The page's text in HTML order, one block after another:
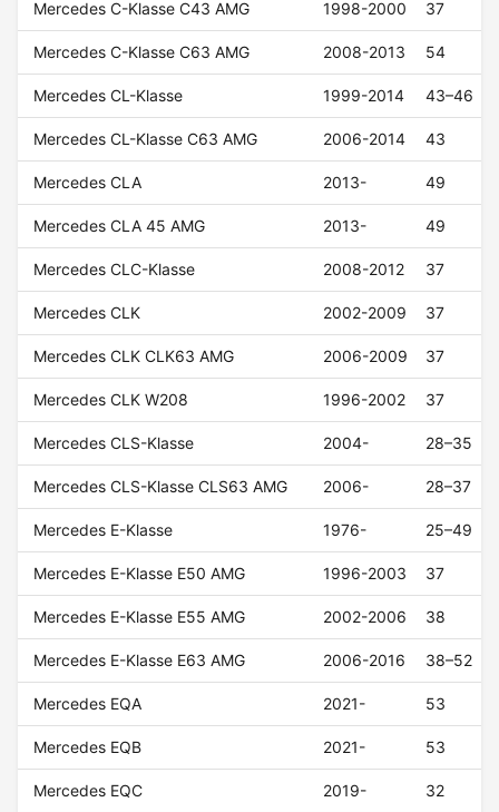
Mercedes C-Klasse C43 AMG 1998-2000 37
Mercedes C-Klasse C63 AMG 2008-2013 54
Mercedes CL-Klasse 1999-2014 43–46
Mercedes CL-Klasse C63 AMG 2006-2014 43
Mercedes CLA 2013- 49
Mercedes CLA 45 AMG 2013- 49
Mercedes CLC-Klasse 2008-2012 37
Mercedes CLK 2002-2009 37
Mercedes CLK CLK63 AMG 2006-2009 37
Mercedes CLK W208 1996-2002 37
Mercedes CLS-Klasse 2004- 28–35
Mercedes CLS-Klasse CLS63 AMG 2006- 28–37
Mercedes E-Klasse 1976- 25–49
Mercedes E-Klasse E50 AMG 1996-2003 37
Mercedes E-Klasse E55 AMG 2002-2006 38
Mercedes E-Klasse E63 AMG 2006-2016 38–52
Mercedes EQA 2021- 53
Mercedes EQB 2021- 53
Mercedes EQC 2019- 32